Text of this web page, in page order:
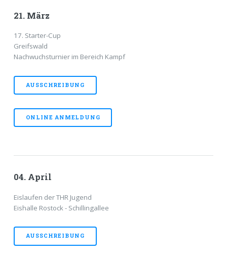
21. März
17. Starter-Cup
Greifswald
Nachwuchsturnier im Bereich Kampf
AUSSCHREIBUNG
ONLINE ANMELDUNG
04. April
Eislaufen der THR Jugend
Eishalle Rostock - Schillingallee
AUSSCHREIBUNG